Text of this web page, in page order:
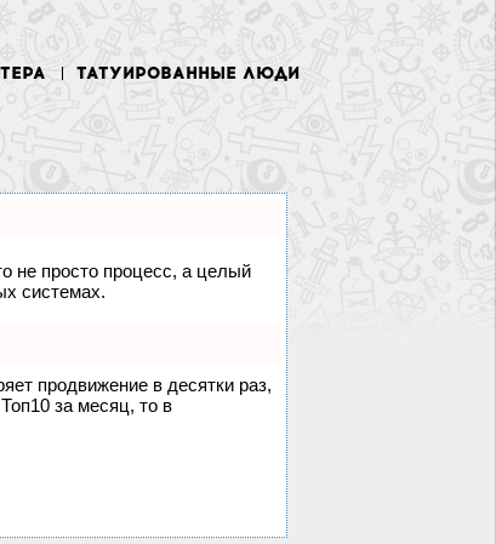
ТАТУИРОВАННЫЕ ЛЮДИ
не просто процесс, а целый
системах.
продвижение в десятки раз,
за месяц, то в